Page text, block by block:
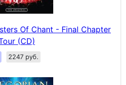
Of Chant - Final Chapter
(CD)
2247 руб.